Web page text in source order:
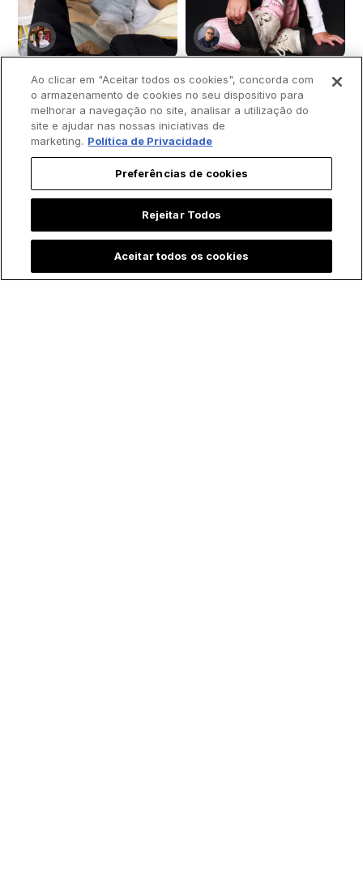
Padre batiza bebê
prematura às
pressas e vídeo
comove a internet
Menina emociona ao
contar que "Maria,
mãe de Jesus" a
visitou durante
internação na UTI:
"Ela foi correndo me
salvar"
Ao clicar em "Aceitar todos os cookies", concorda com
o armazenamento de cookies no seu dispositivo para
melhorar a navegação no site, analisar a utilização do
site e ajudar nas nossas iniciativas de
marketing. Política de Privacidade
Preferências de cookies
Rejeitar Todos
Aceitar todos os cookies